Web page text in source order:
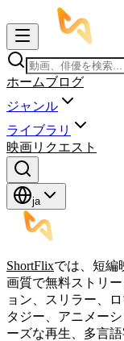
ホームブログ
ジャンル
ライブラリ
映画リクエスト
ja
ShortFlixでは、短編
画質で無料ストリ
ョン、スリラー、
タジー、アニメー
ーズな再生、多言